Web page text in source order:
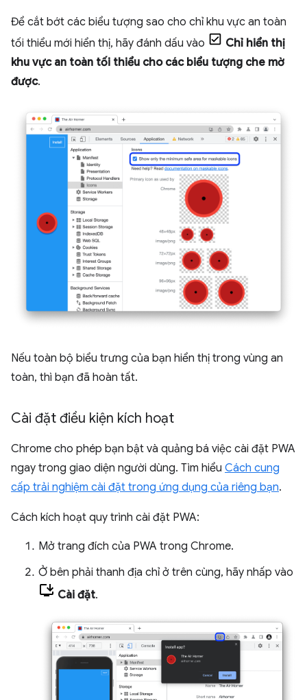
Để cắt bớt các biểu tượng sao cho chỉ khu vực an toàn
tối thiểu mới hiển thị, hãy đánh dấu vào
Chỉ hiển thị
khu vực an toàn tối thiểu cho các biểu tượng che mờ
được.
Nếu toàn bộ biểu trưng của bạn hiển thị trong vùng an
toàn, thì bạn đã hoàn tất.
Cài đặt điều kiện kích hoạt
Chrome cho phép bạn bật và quảng bá việc cài đặt PWA
ngay trong giao diện người dùng. Tìm hiểu Cách cung
cấp trải nghiệm cài đặt trong ứng dụng của riêng bạn.
Cách kích hoạt quy trình cài đặt PWA:
Mở trang đích của PWA trong Chrome.
Ở bên phải thanh địa chỉ ở trên cùng, hãy nhấp vào
Cài đặt.